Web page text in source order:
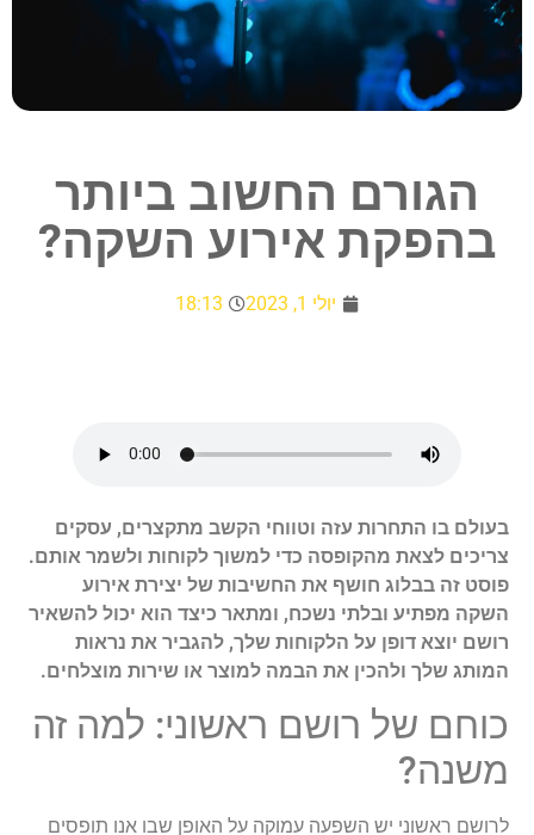
הגורם החשוב ביותר
בהפקת אירוע השקה?
יולי 1, 2023 18:13
בעולם בו התחרות עזה וטווחי הקשב מתקצרים, עסקים
צריכים לצאת מהקופסה כדי למשוך לקוחות ולשמר אותם.
פוסט זה בבלוג חושף את החשיבות של יצירת אירוע
השקה מפתיע ובלתי נשכח, ומתאר כיצד הוא יכול להשאיר
רושם יוצא דופן על הלקוחות שלך, להגביר את נראות
המותג שלך ולהכין את הבמה למוצר או שירות מוצלחים.
כוחם של רושם ראשוני: למה זה
משנה?
לרושם ראשוני יש השפעה עמוקה על האופן שבו אנו תופסים